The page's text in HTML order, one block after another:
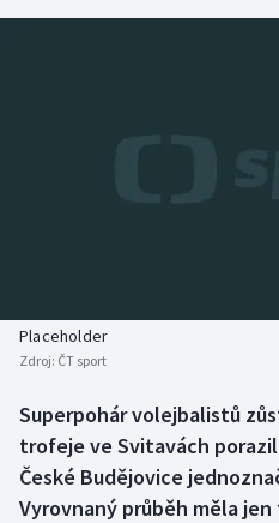
Biatlon
Box
Curling
Aplikace ČT sport
Placeholder
Zdroj: ČT sport
Superpohár volejbalistů
trofeje ve Svitavách
České Budějovice
Vyrovnaný průběh měla